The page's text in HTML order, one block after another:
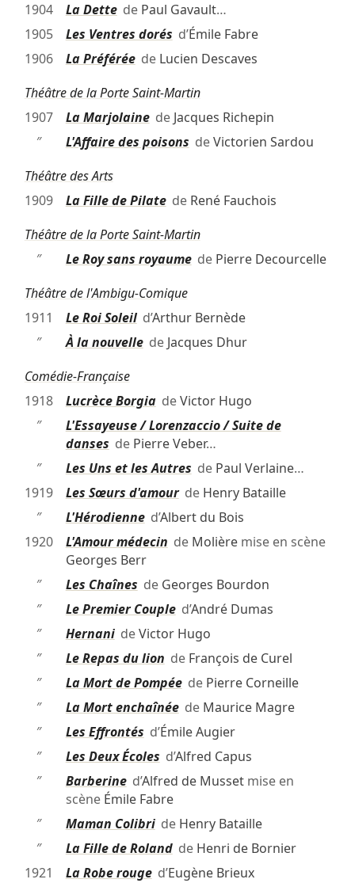
1904
La Dettede Paul Gavault…
1905
Les Ventres dorés d’Émile Fabre
1906
La Préféréede Lucien Descaves
Théâtre de la Porte Saint-Martin
1907
La Marjolainede Jacques Richepin
″
L'Affaire des poisons deVictorien Sardou
Théâtre des Arts
1909
La Fille de Pilatede René Fauchois
Théâtre de la Porte Saint-Martin
″
Le Roy sans royaumede Pierre Decourcelle
Théâtre de l'Ambigu-Comique
1911
Le Roi Soleild’Arthur Bernède
″
À la nouvellede Jacques Dhur
Comédie-Française
1918
Lucrèce BorgiadeVictor Hugo
″
L'Essayeuse / Lorenzaccio / Suite de
danses de Pierre Veber…
″
Les Uns et les Autres de Paul Verlaine…
1919
Les Sœurs d'amourde Henry Bataille
″
L'Hérodienned’Albert du Bois
1920
L'Amour médecin de Molièremise en scène
Georges Berr
″
Les Chaînes de Georges Bourdon
″
Le Premier Coupled’André Dumas
″
HernanideVictor Hugo
″
Le Repas du lion de François de Curel
″
La Mort de Pompéede Pierre Corneille
″
La Mort enchaînéede Maurice Magre
″
Les Effrontés d’Émile Augier
″
Les Deux Écoles d’Alfred Capus
″
Barberined’Alfred de Mussetmise en
scène Émile Fabre
″
Maman Colibride Henry Bataille
″
La Fille de Rolandde Henri de Bornier
1921
La Robe rouged’Eugène Brieux